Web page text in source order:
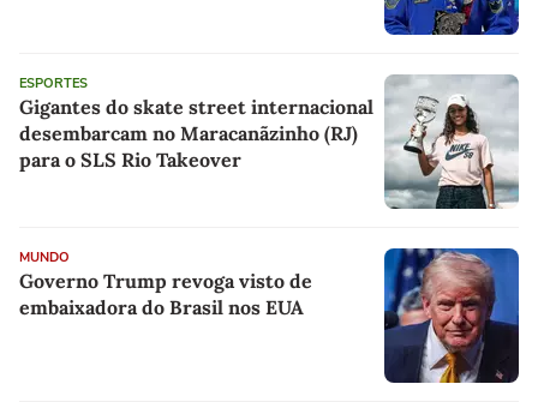
ESPORTES
Gigantes do skate street internacional
desembarcam no Maracanãzinho (RJ)
para o SLS Rio Takeover
MUNDO
Governo Trump revoga visto de
embaixadora do Brasil nos EUA